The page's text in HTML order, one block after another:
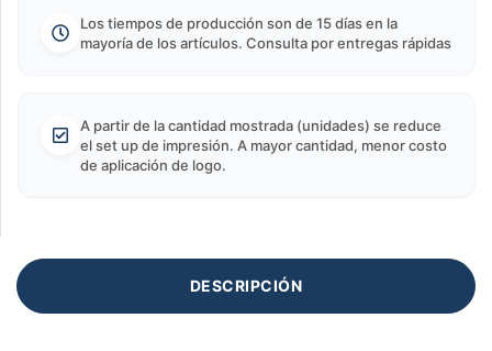
Los tiempos de producción son de 15 días en la
mayoría de los artículos. Consulta por entregas rápidas
A partir de la cantidad mostrada (unidades) se reduce
el set up de impresión. A mayor cantidad, menor costo
de aplicación de logo.
DESCRIPCIÓN